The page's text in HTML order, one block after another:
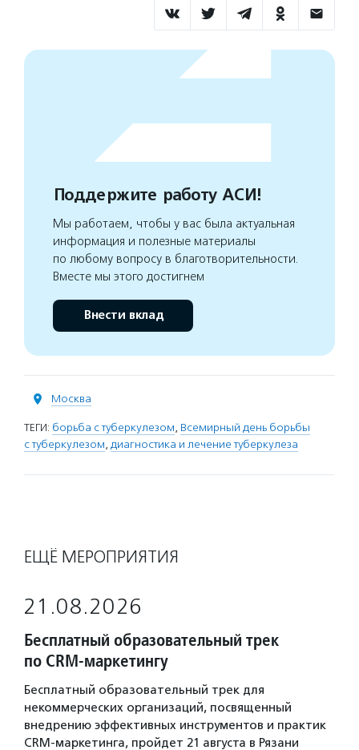
Поддержите работу АСИ!
Мы работаем, чтобы у вас была актуальная
информация и полезные материалы
по любому вопросу в благотворительности.
Вместе мы этого достигнем
Внести вклад
Москва
ТЕГИ: борьба с туберкулезом, Всемирный день борьбы
с туберкулезом, диагностика и лечение туберкулеза
ЕЩЁ МЕРОПРИЯТИЯ
21.08.2026
Бесплатный образовательный трек
по CRM-маркетингу
Бесплатный образовательный трек для
некоммерческих организаций, посвященный
внедрению эффективных инструментов и практик
CRM-маркетинга, пройдет 21 августа в Рязани